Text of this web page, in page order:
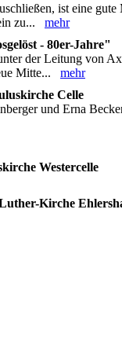
ist eine
zu... mehr
- 80er-Jahre"
der Leitung von
Mitte... mehr
Celle
und Erna
Westercelle
Kirche